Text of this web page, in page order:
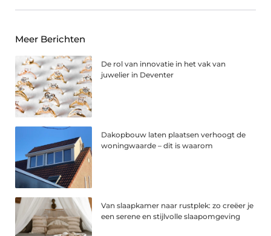
Meer Berichten
De rol van innovatie in het vak van
juwelier in Deventer
Dakopbouw laten plaatsen verhoogt de
woningwaarde – dit is waarom
Van slaapkamer naar rustplek: zo creëer je
een serene en stijlvolle slaapomgeving